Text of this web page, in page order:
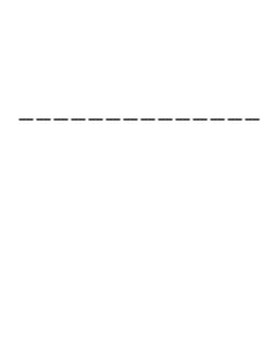
ーーーーーーーーーーーーーー